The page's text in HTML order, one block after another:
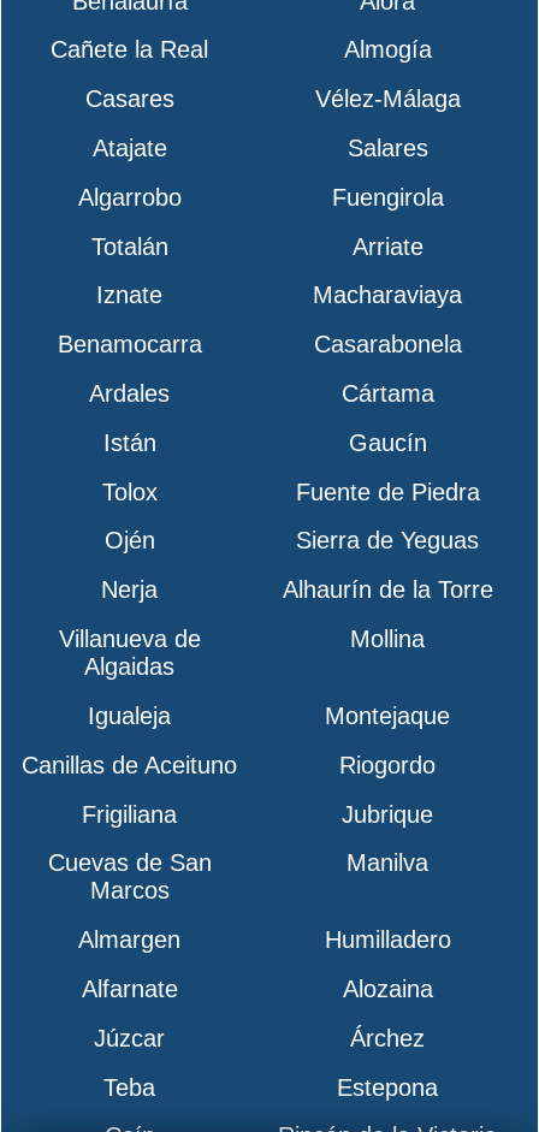
Cañete la Real
Almogía
Casares
Vélez-Málaga
Atajate
Salares
Algarrobo
Fuengirola
Totalán
Arriate
Iznate
Macharaviaya
Benamocarra
Casarabonela
Ardales
Cártama
Istán
Gaucín
Tolox
Fuente de Piedra
Ojén
Sierra de Yeguas
Nerja
Alhaurín de la Torre
Villanueva de
Algaidas
Mollina
Igualeja
Montejaque
Canillas de Aceituno
Riogordo
Frigiliana
Jubrique
Cuevas de San
Marcos
Manilva
Almargen
Humilladero
Alfarnate
Alozaina
Júzcar
Árchez
Teba
Estepona